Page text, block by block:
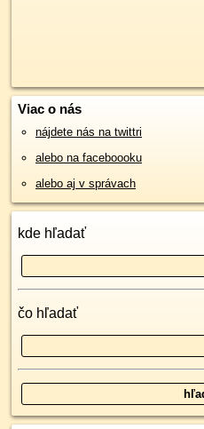
Viac o nás
nájdete nás na twittri
alebo na faceboooku
alebo aj v správach
kde hľadať
čo hľadať